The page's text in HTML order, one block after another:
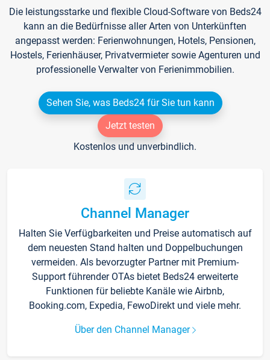
Die leistungsstarke und flexible Cloud-Software von Beds24
kann an die Bedürfnisse aller Arten von Unterkünften
angepasst werden: Ferienwohnungen, Hotels, Pensionen,
Hostels, Ferienhäuser, Privatvermieter sowie Agenturen und
professionelle Verwalter von Ferienimmobilien.
Sehen Sie, was Beds24 für Sie tun kann
Jetzt testen
Kostenlos und unverbindlich.
Channel Manager
Halten Sie Verfügbarkeiten und Preise automatisch auf
dem neuesten Stand halten und Doppelbuchungen
vermeiden. Als bevorzugter Partner mit Premium-
Support führender OTAs bietet Beds24 erweiterte
Funktionen für beliebte Kanäle wie Airbnb,
Booking.com, Expedia, FewoDirekt und viele mehr.
Über den Channel Manager